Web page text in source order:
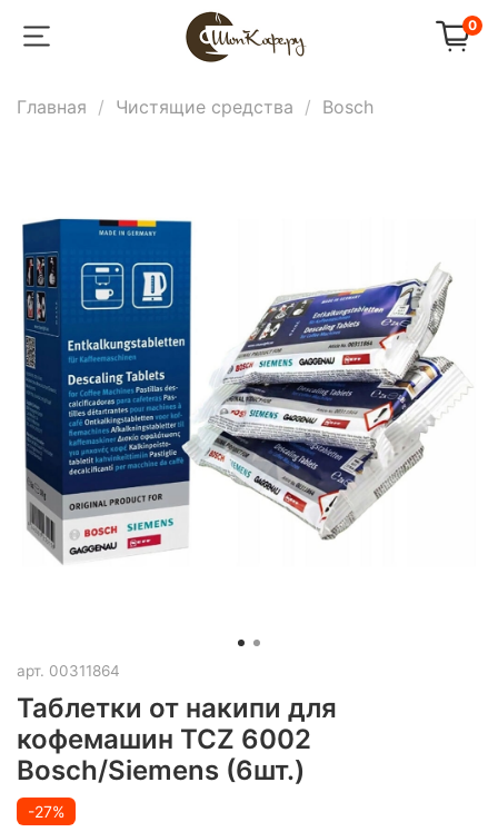
0
Главная Чистящие средства Bosch
арт. 00311864
Таблетки от накипи для
кофемашин TCZ 6002
Bosch/Siemens (6шт.)
-27%